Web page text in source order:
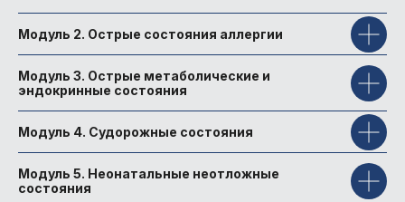
Модуль 2. Острые состояния аллергии
Модуль 3. Острые метаболические и
эндокринные состояния
Модуль 4. Судорожные состояния
Модуль 5. Неонатальные неотложные
состояния